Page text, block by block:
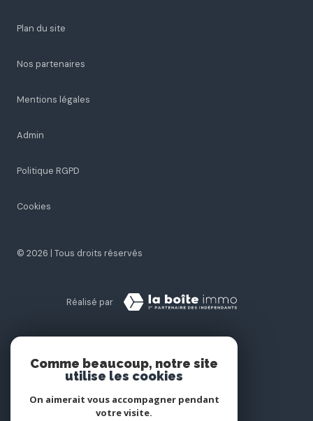
Plan du site
Nos partenaires
Mentions légales
Admin
Politique RGPD
Cookies
© 2026 | Tous droits réservés
Réalisé par
Comme beaucoup, notre site
utilise les cookies
On aimerait vous accompagner pendant
votre visite.